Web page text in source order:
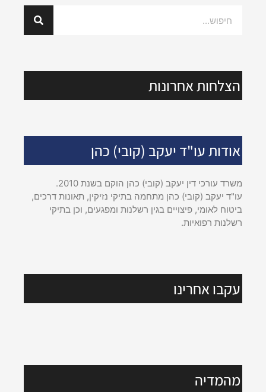
הצלחות אחרונות
אודות עו"ד יעקב (קובי) כהן
משרד עורכי דין יעקב (קובי) כהן הוקם בשנת 2010.
עו"ד יעקב (קובי) כהן מתחמה בתיקי נזיקין, תאונות דרכים,
ביטוח לאומי, פיצויים בגין רשלנות ומפגעים, וכן בתיקי
רשלנות רפואיות.
עקבו אחרינו
מהמדיה